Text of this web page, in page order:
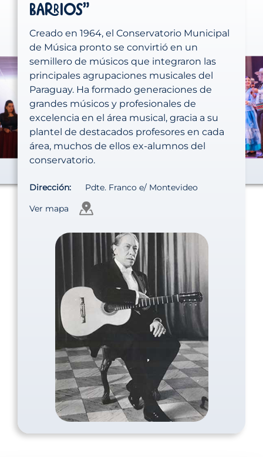
Barrios”
Creado en 1964, el Conservatorio Municipal
de Música pronto se convirtió en un
semillero de músicos que integraron las
principales agrupaciones musicales del
Paraguay. Ha formado generaciones de
grandes músicos y profesionales de
excelencia en el área musical, gracia a su
plantel de destacados profesores en cada
área, muchos de ellos ex-alumnos del
conservatorio.
Dirección:
Pdte. Franco e/ Montevideo
Ver mapa